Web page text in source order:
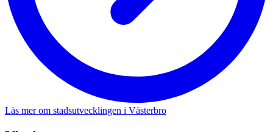
Läs mer om stadsutvecklingen i Västerbro